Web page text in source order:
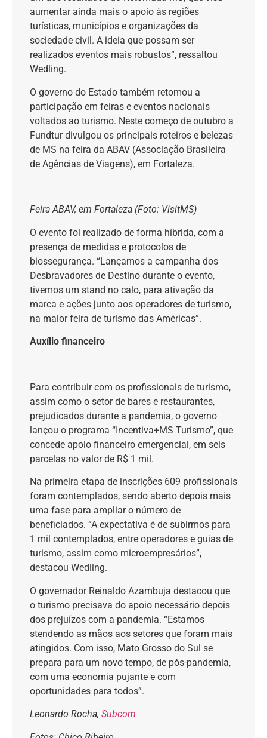
aumentar ainda mais o apoio às regiões
turísticas, municípios e organizações da
sociedade civil. A ideia que possam ser
realizados eventos mais robustos”, ressaltou
Wedling.
O governo do Estado também retomou a
participação em feiras e eventos nacionais
voltados ao turismo. Neste começo de outubro a
Fundtur divulgou os principais roteiros e belezas
de MS na feira da ABAV (Associação Brasileira
de Agências de Viagens), em Fortaleza.
Feira ABAV, em Fortaleza (Foto: VisitMS)
O evento foi realizado de forma híbrida, com a
presença de medidas e protocolos de
biossegurança. “Lançamos a campanha dos
Desbravadores de Destino durante o evento,
tivemos um stand no calo, para ativação da
marca e ações junto aos operadores de turismo,
na maior feira de turismo das Américas”.
Auxílio financeiro
Para contribuir com os profissionais de turismo,
assim como o setor de bares e restaurantes,
prejudicados durante a pandemia, o governo
lançou o programa “Incentiva+MS Turismo”, que
concede apoio financeiro emergencial, em seis
parcelas no valor de R$ 1 mil.
Na primeira etapa de inscrições 609 profissionais
foram contemplados, sendo aberto depois mais
uma fase para ampliar o número de
beneficiados. “A expectativa é de subirmos para
1 mil contemplados, entre operadores e guias de
turismo, assim como microempresários”,
destacou Wedling.
O governador Reinaldo Azambuja destacou que
o turismo precisava do apoio necessário depois
dos prejuízos com a pandemia. “Estamos
stendendo as mãos aos setores que foram mais
atingidos. Com isso, Mato Grosso do Sul se
prepara para um novo tempo, de pós-pandemia,
com uma economia pujante e com
oportunidades para todos”.
Leonardo Rocha, Subcom